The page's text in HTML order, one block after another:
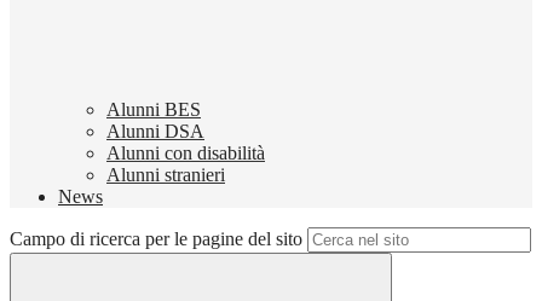
Alunni BES
Alunni DSA
Alunni con disabilità
Alunni stranieri
News
Campo di ricerca per le pagine del sito